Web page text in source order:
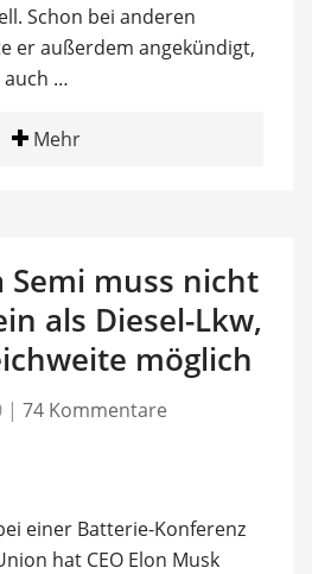
Schon bei anderen
er außerdem angekündigt,
auch …
Mehr
Semi muss nicht
als Diesel-Lkw,
möglich
| 74 Kommentare
einer Batterie-Konferenz
hat CEO Elon Musk